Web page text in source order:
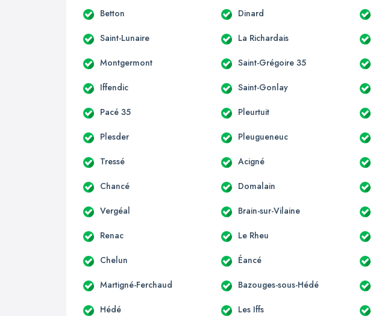
Betton Dinard
Saint-Lunaire La Richardais
Montgermont Saint-Grégoire 35
Iffendic Saint-Gonlay
Pacé 35 Pleurtuit
Plesder Pleugueneuc
Tressé Acigné
Chancé Domalain
Vergéal Brain-sur-Vilaine
Renac Le Rheu
Chelun Éancé
Martigné-Ferchaud Bazouges-sous-Hédé
Hédé Les Iffs